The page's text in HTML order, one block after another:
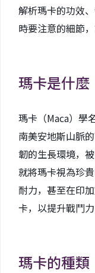
解析瑪卡的功效
時要注意的細節
瑪卡是什麼
瑪卡（Maca）學
南美安地斯山脈
韌的生長環境，
就將瑪卡視為珍
耐力，甚至在印
卡，以提升戰鬥力
瑪卡的種類